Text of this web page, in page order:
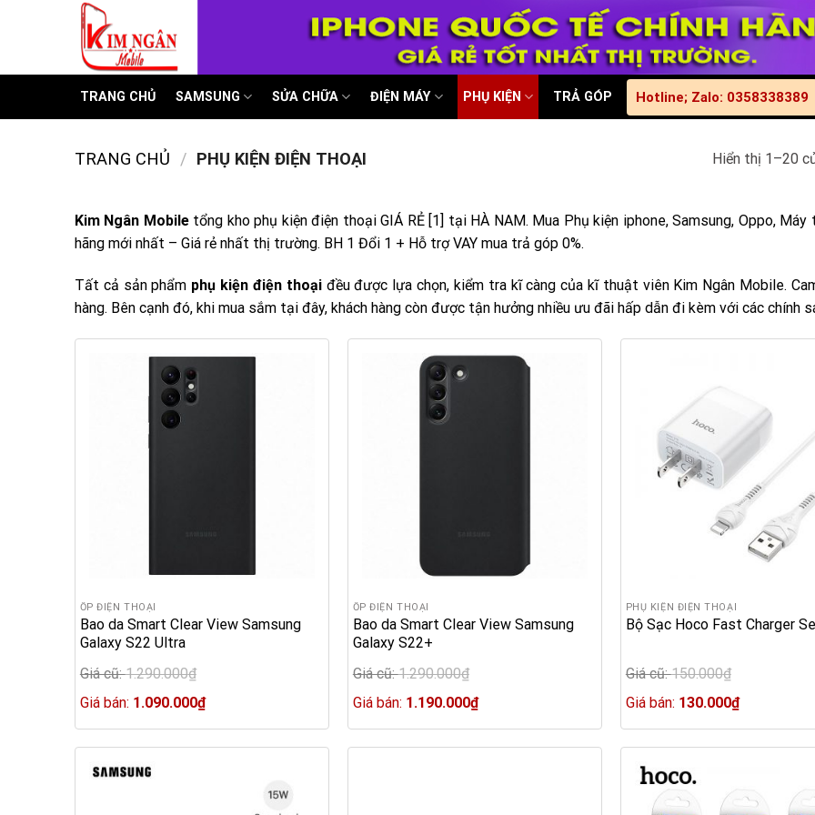
TRANG CHỦ SAMSUNG SỬA CHỮA ĐIỆN MÁY PHỤ KIỆN TRẢ GÓP Hotline; Zalo: 0358338389
TRANG CHỦ / PHỤ KIỆN ĐIỆN THOẠI Hiển thị 1–20
Kim Ngân Mobiletổng kho phụ kiện điện thoại GIÁ RẺ [1] tại HÀ NAM. Mua Phụ kiện iphone, Samsung, Oppo,
hãng mới nhất – Giá rẻ nhất thị trường. BH 1 Đổi 1 + Hỗ trợ VAY mua trả góp 0%.
Tất cả sản phẩm phụ kiện điện thoạiđều được lựa chọn, kiểm tra kĩ càng của kĩ thuật viên Kim Ngân Mobile.
hàng. Bên cạnh đó, khi mua sắm tại đây, khách hàng còn được tận hưởng nhiều ưu đãi hấp dẫn đi kèm với các chính
ỐP ĐIỆN THOẠI
Bao da Smart Clear View Samsung
Galaxy S22 Ultra
Giá cũ:1.290.000₫
price
1.290.000₫.
Giá bán: 1.090.000₫Current
price
is:
1.090.000₫.
ỐP ĐIỆN THOẠI
Bao da Smart Clear View Samsung
Galaxy S22+
Giá cũ:1.290.000₫
price
1.290.000₫.
Giá bán: 1.190.000₫Current
price
is:
1.190.000₫.
PHỤ KIỆN ĐIỆN THOẠI
Bộ Sạc Hoco Fast Charger
Giá cũ:150.000₫
price
150.000₫.
Giá bán: 130.000₫Current
price
is:
130.000₫.